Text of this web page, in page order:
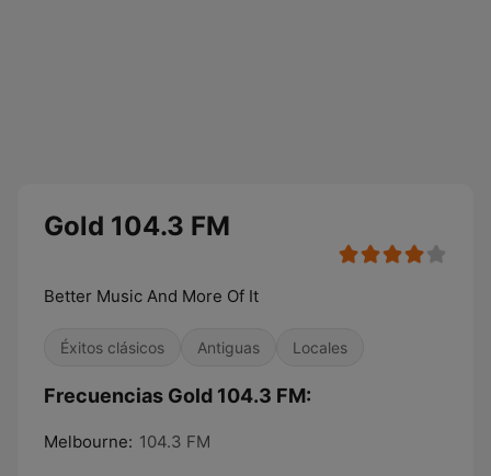
Gold 104.3 FM
Better Music And More Of It
Éxitos clásicos Antiguas Locales
Frecuencias Gold 104.3 FM:
Melbourne: 104.3 FM